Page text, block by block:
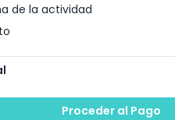
de la actividad
Proceder al Pago